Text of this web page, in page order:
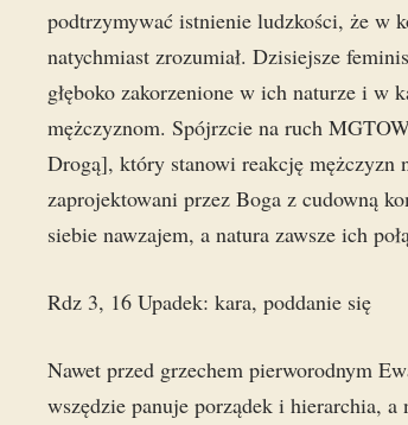
podtrzymywać istnienie ludzkości, że w
natychmiast zrozumiał. Dzisiejsze
głęboko zakorzenione w ich naturze i
mężczyznom. Spójrzcie na ruch
Drogą], który stanowi reakcję mężczyzn
zaprojektowani przez Boga z cudowną
siebie nawzajem, a natura zawsze ich
Rdz 3, 16 Upadek: kara, poddanie się
Nawet przed grzechem pierworodnym
wszędzie panuje porządek i hierarchia,